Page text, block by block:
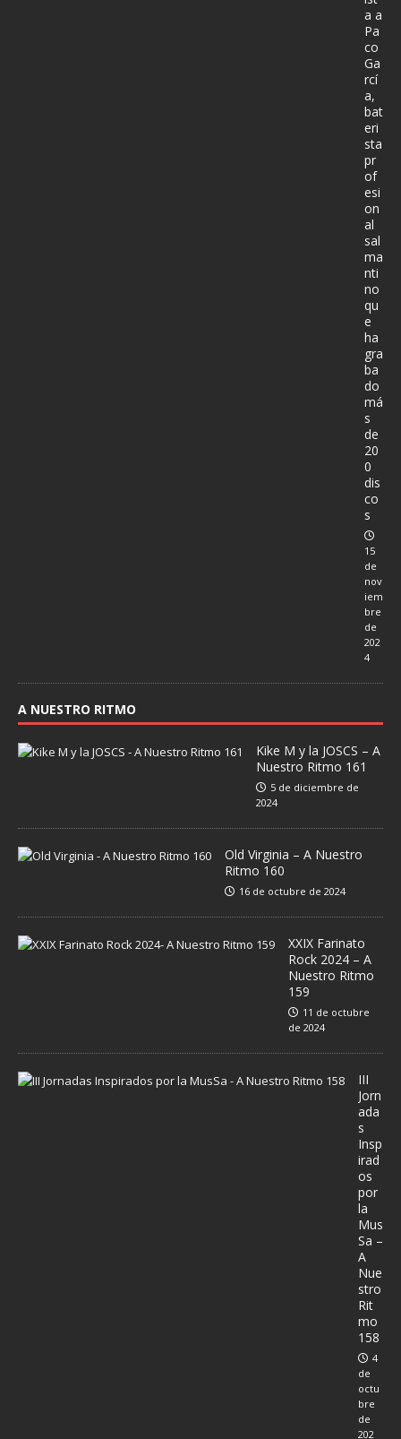
a a
Pa
co
Ga
rcí
a,
bat
eri
sta
pr
of
esi
on
al
sal
ma
nti
no
qu
e
ha
gra
ba
do
má
s
de
20
0
dis
co
s
15
de
nov
iem
bre
de
202
4
A NUESTRO RITMO
Kike M y la JOSCS – A
Nuestro Ritmo 161
5 de diciembre de
2024
Old Virginia – A Nuestro
Ritmo 160
16 de octubre de 2024
XXIX Farinato
Rock 2024 – A
Nuestro Ritmo
159
11 de octubre
de 2024
III
Jorn
ada
s
Insp
irad
os
por
la
Mus
Sa –
A
Nue
stro
Rit
mo
158
4
de
octu
bre
de
202